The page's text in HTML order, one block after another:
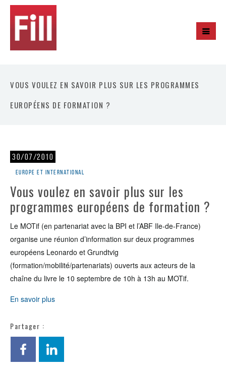
VOUS VOULEZ EN SAVOIR PLUS SUR LES PROGRAMMES
EUROPÉENS DE FORMATION ?
30/07/2010
Europe et international
Vous voulez en savoir plus sur les
programmes européens de formation ?
Le MOTif (en partenariat avec la BPI et l’ABF Ile-de-France)
organise une réunion d’information sur deux programmes
européens Leonardo et Grundtvig
(formation/mobilité/partenariats) ouverts aux acteurs de la
chaîne du livre le 10 septembre de 10h à 13h au MOTif.
En savoir plus
Partager :